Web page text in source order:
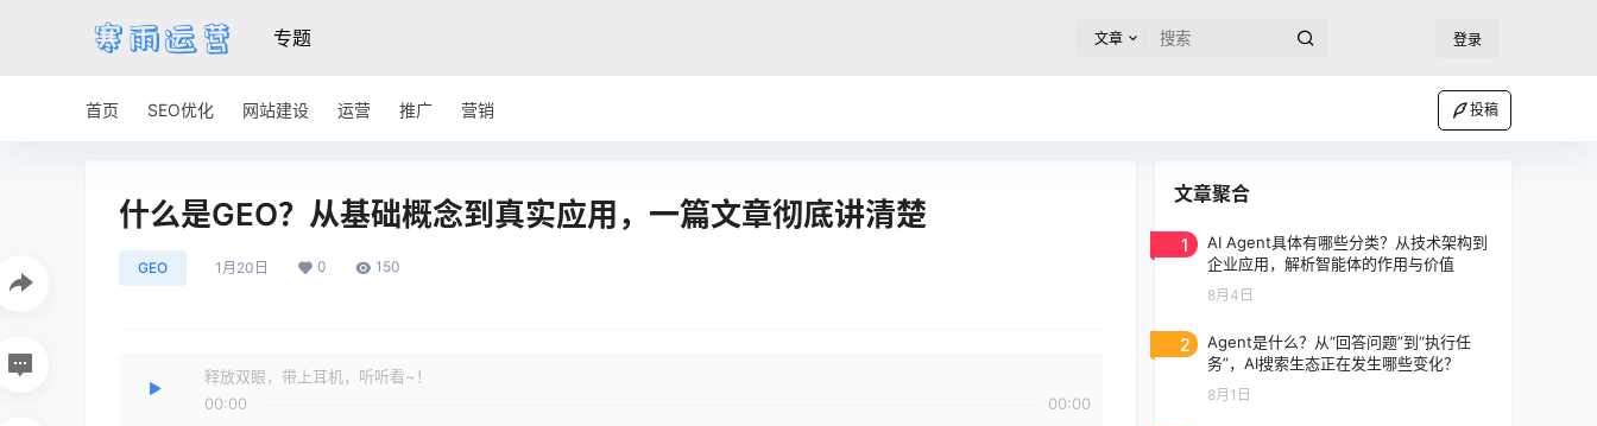
专题 文章 登录
首页 SEO优化 网站建设 运营 推广 营销 投稿
什么是GEO？从基础概念到真实应用，一篇文章彻底讲清楚
GEO 1月20日 0 150
释放双眼，带上耳机，听听看~！
00:00
00:00
文章聚合
1
AI Agent具体有哪些分类？从技术架构到
企业应用，解析智能体的作用与价值
8月4日
2
Agent是什么？从“回答问题”到“执行任
务”，AI搜索生态正在发生哪些变化？
8月1日